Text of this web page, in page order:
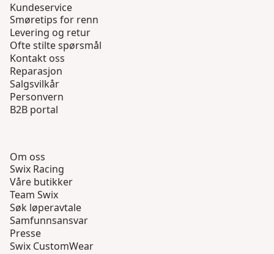
Kundeservice
Smøretips for renn
Levering og retur
Ofte stilte spørsmål
Kontakt oss
Reparasjon
Salgsvilkår
Personvern
B2B portal
Om oss
Swix Racing
Våre butikker
Team Swix
Søk løperavtale
Samfunnsansvar
Presse
Swix CustomWear